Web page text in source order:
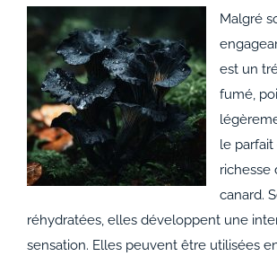
Malgré
est un
fumé,
le
richesse
canard.
réhydratées, elles développent une
sensation. Elles peuvent être utilisées